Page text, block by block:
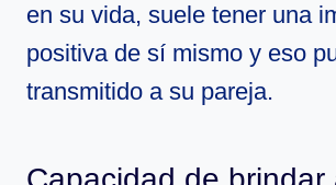
en su vida, suele tener una
positiva de sí mismo y eso
transmitido a su pareja.